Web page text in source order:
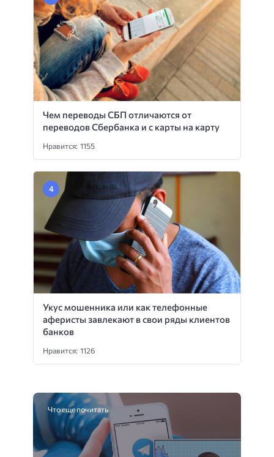
Чем переводы СБП отличаются от
переводов Сбербанка и с карты на карту
Нравится: 1155
Укус мошенника или как телефонные
аферисты завлекают в свои ряды клиентов
банков
Нравится: 1126
Что еще почитать